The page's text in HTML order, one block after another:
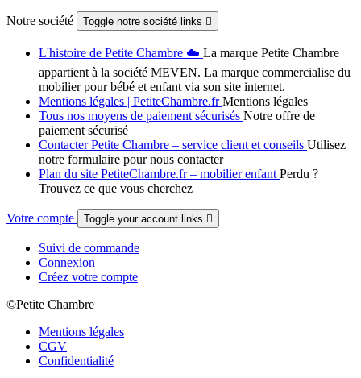
Notre société Toggle notre société links 
L'histoire de Petite Chambre ☁️ La marque Petite Chambre
appartient à la société MEVEN. La marque commercialise du
mobilier pour bébé et enfant via son site internet.
Mentions légales | PetiteChambre.frMentions légales
Tous nos moyens de paiement sécurisés Notre offre de
paiement sécurisé
Contacter Petite Chambre – service client et conseils Utilisez
notre formulaire pour nous contacter
Plan du site PetiteChambre.fr – mobilier enfant Perdu ?
Trouvez ce que vous cherchez
Votre compte Toggle your account links 
Suivi de commande
Connexion
Créez votre compte
©Petite Chambre
Mentions légales
CGV
Confidentialité